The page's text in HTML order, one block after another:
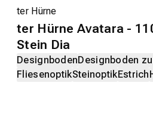
ter Hürne
ter Hürne Avatara -
Stein Dia
DesignbodenDesignboden
FliesenoptikSteinoptikEstrich